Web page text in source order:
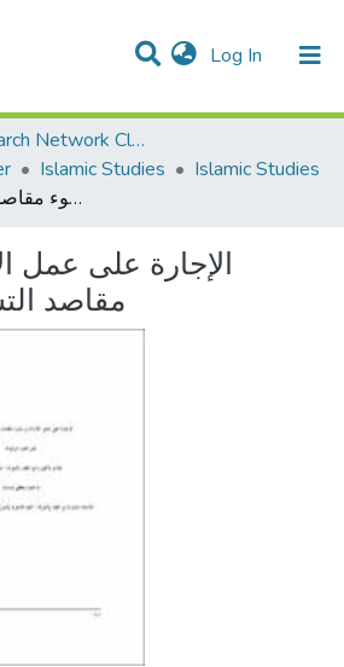
Log In (current)
& Collections
AQU Research Network Clusters
Islamic Studies
Islamic Studies
الإجارة على عمل الأبدان في ضوء مقاصد التشريع الإسلامي
الإجارة على عمل
مقاصد